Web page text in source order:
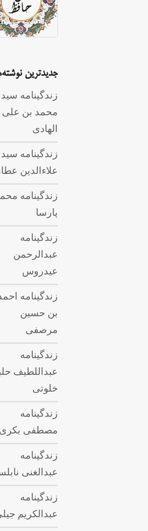
جدیدترین
زندگینامه سید
محمد بن علی
الهادی
زندگینامه سید
علاءالدین
زندگینامه
پارسا
زندگینامه
عبدالرحمن
عیدروس
زندگینامه
بن حسین
مرصفی
زندگینامه
عبداللطيف
خلوتی
زندگینامه
مصطفی بکری
زندگینامه
عبدالغنی
زندگینامه
عبدالکریم